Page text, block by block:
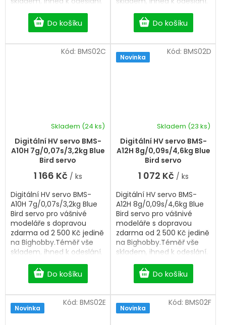
Do košíku
Professional Digital HV
Do košíku
Professional Digital HV
Digitální HV servo BMS-
A10H 7g/0,07s/3,2kg Blue
Bird servo
Skladem (24 ks)
1 166 Kč / ks
Do košíku
Digitální HV servo BMS-
A10H 7g/0,07s/3,2kg Blue
Bird servo pro vášnivé
modeláře s dopravou
zdarma od 2 500 Kč jedině
na Bighobby.Téměř vše
skladem, ihned k odeslání.
Kód: BMS02C
Novinka
Digitální HV servo BMS-
A12H 8g/0,09s/4,6kg Blue
Bird servo
Skladem (23 ks)
1 072 Kč / ks
Do košíku
Digitální HV servo BMS-
A12H 8g/0,09s/4,6kg Blue
Bird servo pro vášnivé
modeláře s dopravou
zdarma od 2 500 Kč jedině
na Bighobby.Téměř vše
skladem, ihned k odeslání.
Kód: BMS02D
Novinka
Kód: BMS02E
Novinka
Kód: BMS02F